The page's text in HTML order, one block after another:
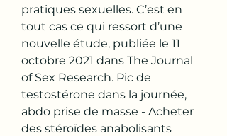
pratiques sexuelles. C’est en
tout cas ce qui ressort d’une
nouvelle étude, publiée le 11
octobre 2021 dans The Journal
of Sex Research. Pic de
testostérone dans la journée,
abdo prise de masse - Acheter
des stéroïdes anabolisants